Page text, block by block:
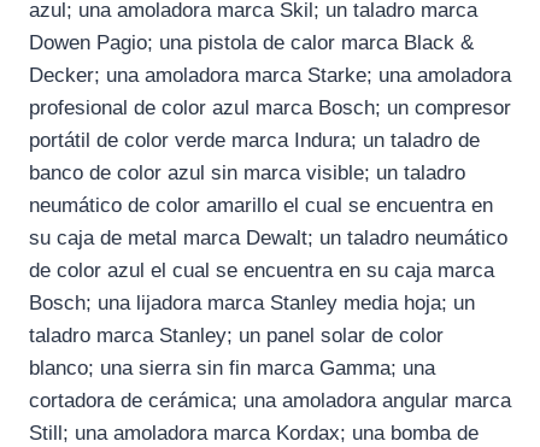
azul; una amoladora marca Skil; un taladro marca
Dowen Pagio; una pistola de calor marca Black &
Decker; una amoladora marca Starke; una amoladora
profesional de color azul marca Bosch; un compresor
portátil de color verde marca Indura; un taladro de
banco de color azul sin marca visible; un taladro
neumático de color amarillo el cual se encuentra en
su caja de metal marca Dewalt; un taladro neumático
de color azul el cual se encuentra en su caja marca
Bosch; una lijadora marca Stanley media hoja; un
taladro marca Stanley; un panel solar de color
blanco; una sierra sin fin marca Gamma; una
cortadora de cerámica; una amoladora angular marca
Still; una amoladora marca Kordax; una bomba de